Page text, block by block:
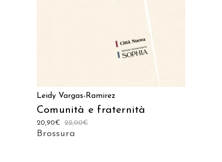
Leidy Vargas-Ramirez
Comunità e fraternità
22,00€
20,90€
Brossura